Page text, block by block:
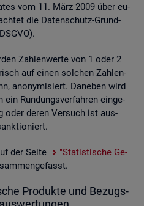
vom 11. März 2009 über eu­
die Da­ten­schutz-Grund­
Zah­len­wer­te von 1 oder 2
auf einen sol­chen Zah­len­
an­ony­mi­siert. Da­ne­ben wird
ein Run­dungs­ver­fah­ren ein­ge­
oder deren Ver­such ist aus­
der Seite
"Sta­tis­ti­sche Ge­
Pro­duk­te und Be­zugs­